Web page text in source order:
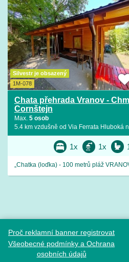
Silvestr je obsazený
1M-078
Chata přehrada Vranov -
Cornštejn
Max. 5 osob
5.4 km vzdušně od Via Ferrata Hluboká
1x 1x
„Chatka (loďka) - 100 metrů pláž
Proč reklamní banner registrovat
Všeobecné podmínky a Ochrana
osobních údajů